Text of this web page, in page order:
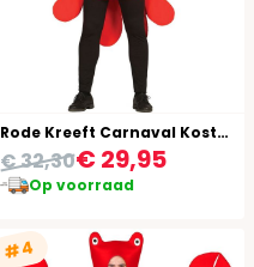
Rode Kreeft Carnaval Kostuum
€ 29,95
€ 32,30
Op voorraad
#4